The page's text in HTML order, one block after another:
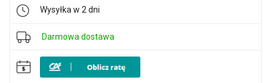
Wysyłka w 2 dni
Darmowa dostawa